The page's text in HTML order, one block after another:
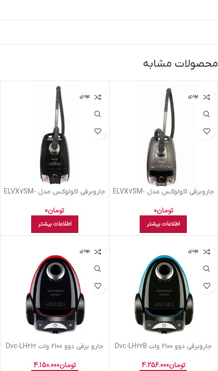
محصولات مشابه
اتمام موجودی
جاروبرقی اکولوکس مدل ELVX7SM-
تومان0
اطلاعات بیشتر
اتمام موجودی
جاروبرقی اکولوکس مدل ELVX7SM-
تومان0
اطلاعات بیشتر
اتمام موجودی
جاروبرقي دوو 2100 وات Dvc-LH22B
تومان4.256.000
اتمام موجودی
جارو برقي دوو 2100 وات Dvc-LH22r
تومان4.150.000